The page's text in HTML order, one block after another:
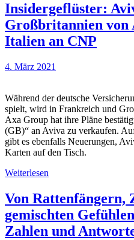
Insidergeflüster:
Großbritannien von
Italien an CNP
4. März 2021
Während der deutsche
spielt, wird in Frankreich und
Axa Group hat ihre Pläne
(GB)“ an Aviva zu verkaufen.
gibt es ebenfalls Neuerungen,
Karten auf den Tisch.
Weiterlesen
Von Rattenfängern,
gemischten
Zahlen und